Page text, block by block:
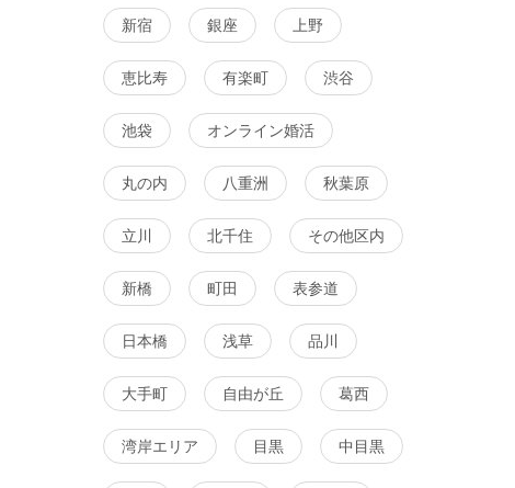
街コン 趣味コン 体験コン 東京都 新宿
新宿 銀座 上野
恵比寿 有楽町 渋谷
池袋 オンライン婚活
丸の内 八重洲 秋葉原
立川 北千住 その他区内
新橋 町田 表参道
日本橋 浅草 品川
大手町 自由が丘 葛西
湾岸エリア 目黒 中目黒